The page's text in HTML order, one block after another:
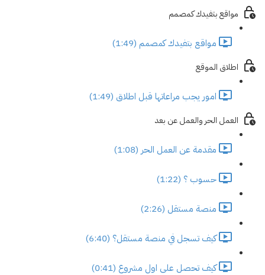
مواقع بتفيدك كمصمم
مواقع بتفيدك كمصمم (1:49)
اطلاق الموقع
امور يجب مراعاتها قبل اطلاق (1:49)
العمل الحر والعمل عن بعد
مقدمة عن العمل الحر (1:08)
حسوب ؟ (1:22)
منصة مستقل (2:26)
كيف تسجل في منصة مستقل؟ (6:40)
كيف تحصل على اول مشروع (0:41)